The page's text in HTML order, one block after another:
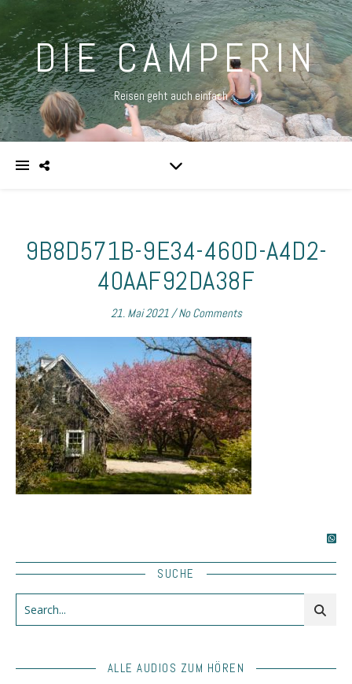
DIE CAMPERIN
Reisen geht auch einfach …
9B8D571B-9E34-460D-A4D2-
40AAF92DA38F
21. Mai 2021/ No Comments
SUCHE
ALLE AUDIOS ZUM HÖREN